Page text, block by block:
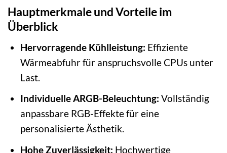
Hauptmerkmale und Vorteile im
Überblick
Hervorragende Kühlleistung: Effiziente
Wärmeabfuhr für anspruchsvolle CPUs unter
Last.
Individuelle ARGB-Beleuchtung: Vollständig
anpassbare RGB-Effekte für eine
personalisierte Ästhetik.
Hohe Zuverlässigkeit: Hochwertige